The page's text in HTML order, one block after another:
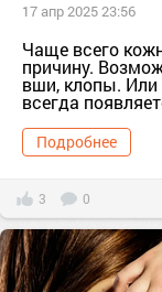
17 апр 2025 23:56
Чаще всего
причину.
вши, клопы. Или
всегда
Подробнее
3 0